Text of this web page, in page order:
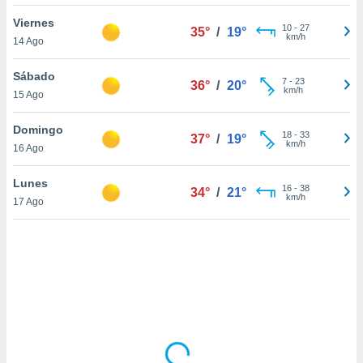
sitio
En
sean
el sitio
ni para
o
Viernes
14 Ago
35° / 19° 10- 27
km/h
Sábado
15 Ago
36° / 20° 7- 23
km/h
Domingo
16 Ago
37° / 19° 18- 33
km/h
Lunes
17 Ago
34° / 21° 16- 38
km/h